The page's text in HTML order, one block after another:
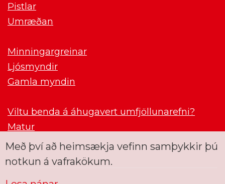
Pistlar
Umræðan
Minningargreinar
Ljósmyndir
Gamla myndin
Viltu benda á áhugavert umfjöllunarefni?
Matur
Með því að heimsækja vefinn samþykkir þú
notkun á vafrakökum.